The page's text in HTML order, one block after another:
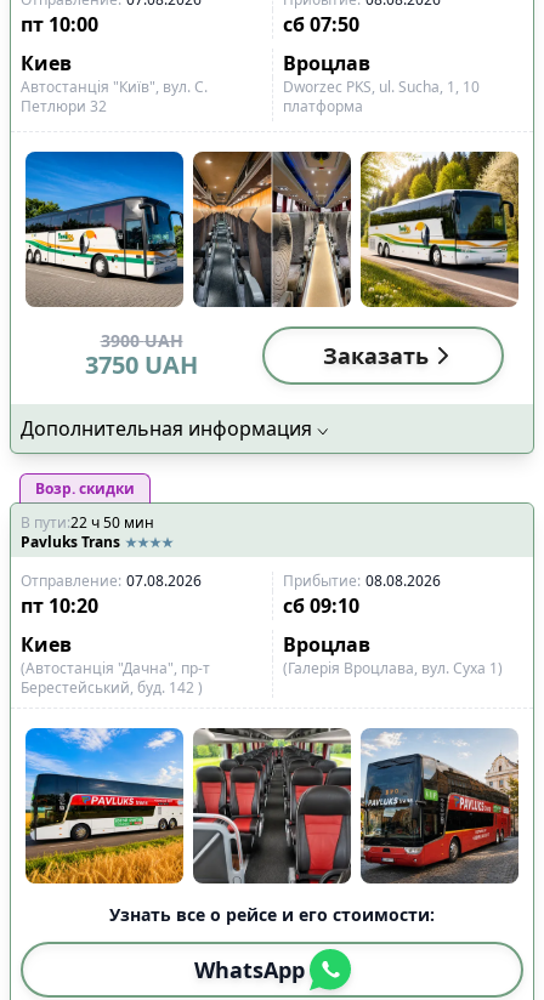
рейсов
Сбросить
пт 10:00 сб 07:50
Киев
Вроцлав
Автостанція "Київ", вул. С.
Петлюри 32
Dworzec PKS, ul. Sucha, 1, 10
платформа
3900 UAH
3750 UAH Заказать
Дополнительная информация
Возр. скидки
В пути:22ч50 мин
Pavluks Trans
Отправление: 07.08.2026 Прибытие: 08.08.2026
пт 10:20 сб 09:10
Киев
Вроцлав
(Автостанція "Дачна", пр-т
Берестейський, буд. 142 )
(Галерія Вроцлава, вул. Суха 1)
Узнать все о рейсе и его стоимости:
WhatsApp